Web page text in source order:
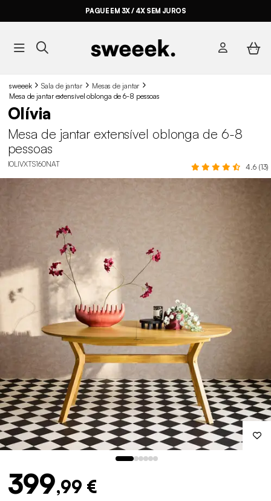
PAGUE EM 3X / 4X SEM JUROS
sweeek Sala de jantar
Mesas de jantar
Mesa de jantar extensível oblonga de 6-8 pessoas
Olívia
Mesa de jantar extensível oblonga de 6-8
pessoas
IOLIVXTS160NAT 4.6 (13)
399,99 €